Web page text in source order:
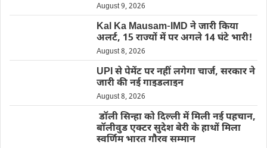
August 9, 2026
Kal Ka Mausam-IMD ने जारी किया
अलर्ट, 15 राज्यों में पर अगले 14 घंटे भारी!
August 8, 2026
UPI से पेमेंट पर नहीं लगेगा चार्ज, सरकार ने
जारी की नई गाइडलाइन
August 8, 2026
डॉली सिन्हा को दिल्ली में मिली नई पहचान,
बॉलीवुड एक्टर सुदेश बेरी के हाथों मिला
स्वर्णिम भारत गौरव सम्मान